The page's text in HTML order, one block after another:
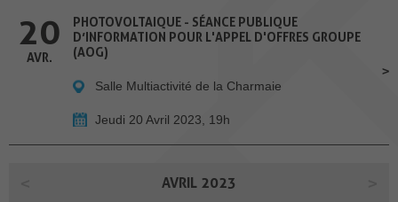
20
AVR.
PHOTOVOLTAIQUE - SÉANCE PUBLIQUE
D’INFORMATION POUR L'APPEL D'OFFRES GROUPE
(AOG)
Salle Multiactivité de la Charmaie
Jeudi 20 Avril 2023, 19h
AVRIL 2023